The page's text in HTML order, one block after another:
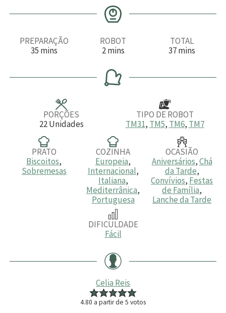
PREPARAÇÃO
35m
u
mins
ROBOT
2m
n
u
t
mins
TOTAL
37m
u
mins
PORÇÕES
22 Unidades
TIPO DE ROBOT
TM31, TM5, TM6, TM7
PRATO
Biscoitos,
Sobremesas
COZINHA
Europeia,
Internacional,
Italiana,
Mediterrânica,
Portuguesa
OCASIÃO
Aniversários,Chá
da Tarde,
Convívios, Festas
de Família,
Lanche da Tarde
DIFICULDADE
Fácil
Celia Reis
4.80 a partir de 5 votos